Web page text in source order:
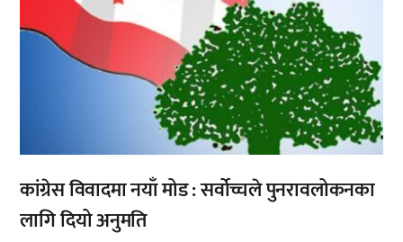
कांग्रेस विवादमा नयाँ मोड : सर्वोच्चले पुनरावलोकनका
लागि दियो अनुमति